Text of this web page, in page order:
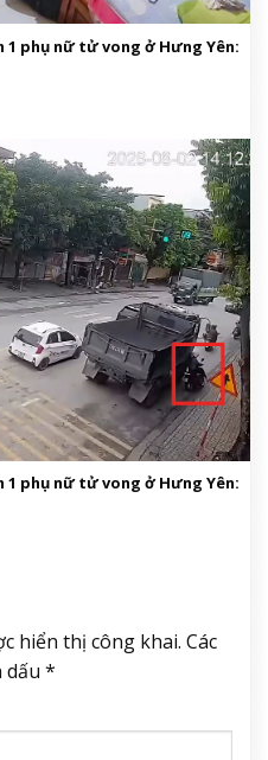
1 phụ nữ tử vong ở Hưng Yên:
1 phụ nữ tử vong ở Hưng Yên:
hiển thị công khai. Các
*